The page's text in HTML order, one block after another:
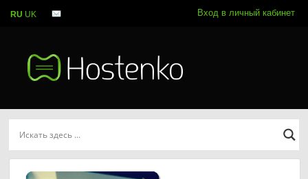
Вход в личный кабинет
RU UK